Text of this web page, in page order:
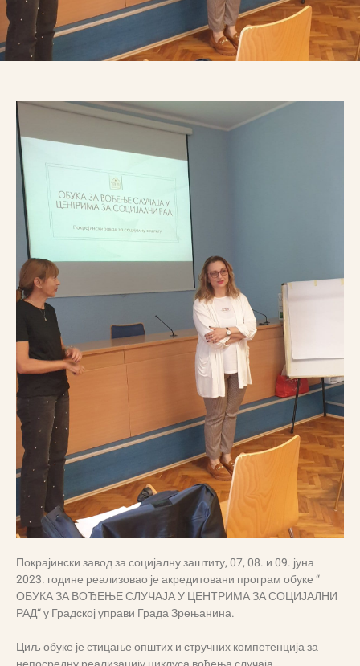
Покрајински завод за социјалну заштиту, 07, 08. и 09. јуна
2023. године реализовао је акредитовани програм обуке “
ОБУКА ЗА ВОЂЕЊЕ СЛУЧАЈА У ЦЕНТРИМА ЗА СОЦИЈАЛНИ
РАД“ у Градској управи Града Зрењанина.
Циљ обуке је стицање општих и стручних компетенција за